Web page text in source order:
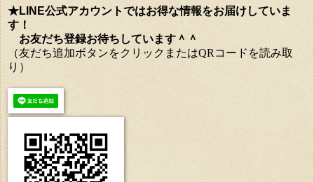
★LINE公式アカウントではお得な情報をお届けしていま
す！
お友だち登録お待ちしています＾＾
（友だち追加ボタンをクリックまたはQRコードを読み取
り）